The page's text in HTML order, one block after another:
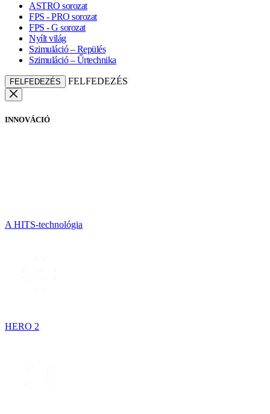
ASTRO sorozat
FPS - PRO sorozat
FPS - G sorozat
Nyílt világ
Szimuláció – Repülés
Szimuláció – Űrtechnika
FELFEDEZÉS FELFEDEZÉS
INNOVÁCIÓ
A HITS-technológia
HERO 2